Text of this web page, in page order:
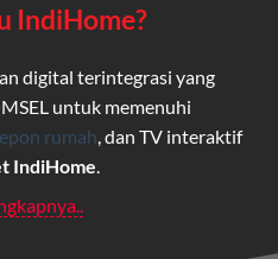
IndiHome?
digital terintegrasi yang
untuk memenuhi
rumah , dan TV interaktif
IndiHome
dirancang untuk